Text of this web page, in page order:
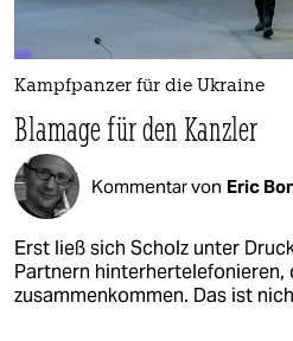
Kampfpanzer für die Ukraine
Blamage für den Kanzler
Kommentar von Eric
Erst ließ sich Scholz unter
Partnern hinterhertelefonieren,
zusammenkommen. Das ist